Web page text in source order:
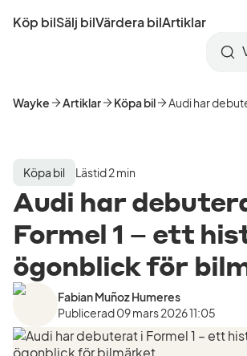
tillKöp bilSälj bilVärdera bilArtiklar
Sök
Wayke Artiklar Köpa bil Audi har
Köpa bil Lästid 2 min
Audi har
Formel 1 – ett
ögonblick för
Fabian Muñoz Humeres
Publicerad09 mars 2026 11:05